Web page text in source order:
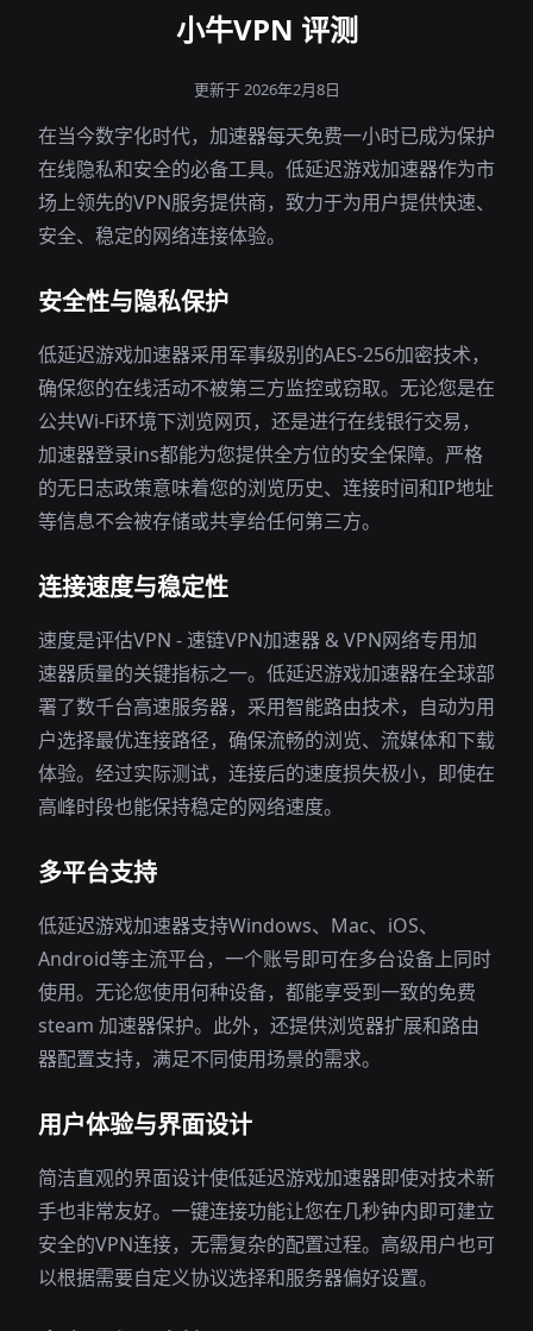
小牛VPN 评测
更新于 2026年2月8日
在当今数字化时代，加速器每天免费一小时已成为保护
在线隐私和安全的必备工具。低延迟游戏加速器作为市
场上领先的VPN服务提供商，致力于为用户提供快速、
安全、稳定的网络连接体验。
安全性与隐私保护
低延迟游戏加速器采用军事级别的AES-256加密技术，
确保您的在线活动不被第三方监控或窃取。无论您是在
公共Wi-Fi环境下浏览网页，还是进行在线银行交易，
加速器登录ins都能为您提供全方位的安全保障。严格
的无日志政策意味着您的浏览历史、连接时间和IP地址
等信息不会被存储或共享给任何第三方。
连接速度与稳定性
速度是评估VPN - 速链VPN加速器 & VPN网络专用加
速器质量的关键指标之一。低延迟游戏加速器在全球部
署了数千台高速服务器，采用智能路由技术，自动为用
户选择最优连接路径，确保流畅的浏览、流媒体和下载
体验。经过实际测试，连接后的速度损失极小，即使在
高峰时段也能保持稳定的网络速度。
多平台支持
低延迟游戏加速器支持Windows、Mac、iOS、
Android等主流平台，一个账号即可在多台设备上同时
使用。无论您使用何种设备，都能享受到一致的免费
steam 加速器保护。此外，还提供浏览器扩展和路由
器配置支持，满足不同使用场景的需求。
用户体验与界面设计
简洁直观的界面设计使低延迟游戏加速器即使对技术新
手也非常友好。一键连接功能让您在几秒钟内即可建立
安全的VPN连接，无需复杂的配置过程。高级用户也可
以根据需要自定义协议选择和服务器偏好设置。